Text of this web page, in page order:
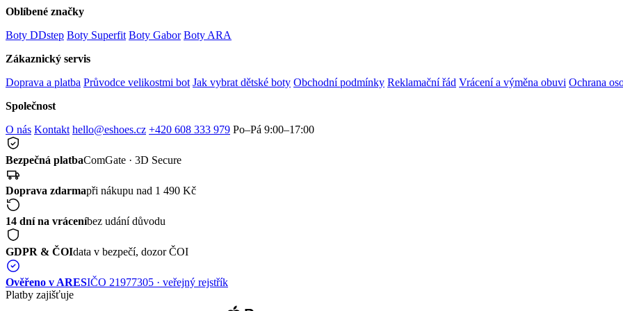
Oblíbené značky
Boty DDstep Boty Superfit Boty Gabor Boty ARA
Zákaznický servis
Doprava a platba Průvodce velikostmi bot Jak vybrat dětské boty Obchodní podmínky Reklamační řád Vrácení a výměna obuvi Ochrana
Společnost
O nás Kontakt hello@eshoes.cz +420 608 333 979 Po–Pá 9:00–17:00
Bezpečná platbaComGate · 3D Secure
Doprava zdarmapři nákupu nad 1 490 Kč
14 dní na vráceníbez udání důvodu
GDPR & ČOIdata v bezpečí, dozor ČOI
Ověřeno v ARESIČO 21977305 · veřejný rejstřík
Platby zajišťuje